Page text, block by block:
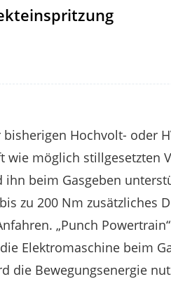
Hochvolt- oder
wie möglich stillgesetzten
beim Gasgeben
zu 200 Nm zusätzliches
„Punch
Elektromaschine beim
die Bewegungsenergie